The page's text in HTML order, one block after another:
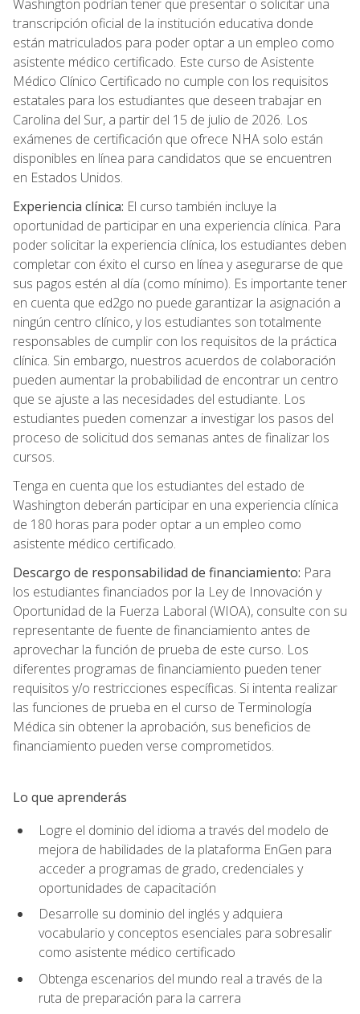
Washington podrían tener que presentar o solicitar una
transcripción oficial de la institución educativa donde
están matriculados para poder optar a un empleo como
asistente médico certificado. Este curso de Asistente
Médico Clínico Certificado no cumple con los requisitos
estatales para los estudiantes que deseen trabajar en
Carolina del Sur, a partir del 15 de julio de 2026. Los
exámenes de certificación que ofrece NHA solo están
disponibles en línea para candidatos que se encuentren
en Estados Unidos.
Experiencia clínica: El curso también incluye la
oportunidad de participar en una experiencia clínica. Para
poder solicitar la experiencia clínica, los estudiantes deben
completar con éxito el curso en línea y asegurarse de que
sus pagos estén al día (como mínimo). Es importante tener
en cuenta que ed2go no puede garantizar la asignación a
ningún centro clínico, y los estudiantes son totalmente
responsables de cumplir con los requisitos de la práctica
clínica. Sin embargo, nuestros acuerdos de colaboración
pueden aumentar la probabilidad de encontrar un centro
que se ajuste a las necesidades del estudiante. Los
estudiantes pueden comenzar a investigar los pasos del
proceso de solicitud dos semanas antes de finalizar los
cursos.
Tenga en cuenta que los estudiantes del estado de
Washington deberán participar en una experiencia clínica
de 180 horas para poder optar a un empleo como
asistente médico certificado.
Descargo de responsabilidad de financiamiento: Para
los estudiantes financiados por la Ley de Innovación y
Oportunidad de la Fuerza Laboral (WIOA), consulte con su
representante de fuente de financiamiento antes de
aprovechar la función de prueba de este curso. Los
diferentes programas de financiamiento pueden tener
requisitos y/o restricciones específicas. Si intenta realizar
las funciones de prueba en el curso de Terminología
Médica sin obtener la aprobación, sus beneficios de
financiamiento pueden verse comprometidos.
Lo que aprenderás
Logre el dominio del idioma a través del modelo de
mejora de habilidades de la plataforma EnGen para
acceder a programas de grado, credenciales y
oportunidades de capacitación
Desarrolle su dominio del inglés y adquiera
vocabulario y conceptos esenciales para sobresalir
como asistente médico certificado
Obtenga escenarios del mundo real a través de la
ruta de preparación para la carrera